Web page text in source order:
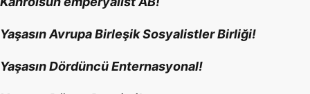
Yaşasın Avrupa Birleşik Sosyalistler Birliği!
Yaşasın Dördüncü Enternasyonal!